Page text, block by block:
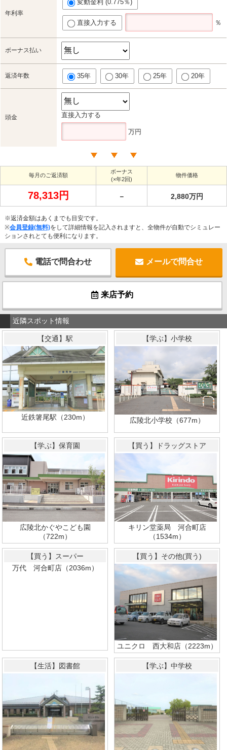
年利率
変動金利 (0.775％)
直接入力する ％
ボーナス払い
返済年数 35年 30年 25年 20年
頭金 直接入力する
万円
毎月のご返済額
ボーナス
(×年2回)
物件価格
78,313円 － 2,880万円
※返済金額はあくまでも目安です。
※会員登録(無料)をして詳細情報を記入されますと、全物件が自動でシミュレー
ションされとても便利になります。
電話で問合わせ メールで問合せ
来店予約
近隣スポット情報
【交通】駅
近鉄箸尾駅（230m）
【学ぶ】小学校
広陵北小学校（677m）
【学ぶ】保育園
広陵北かぐやこども園
（722m）
【買う】ドラッグストア
キリン堂薬局 河合町店
（1534m）
【買う】スーパー
万代 河合町店（2036m）
【買う】その他(買う)
ユニクロ 西大和店（2223m）
【生活】図書館 【学ぶ】中学校